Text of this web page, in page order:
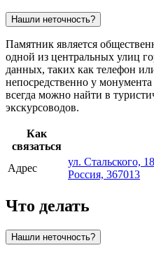
Нашли неточность?
Памятник является
одной из центральных улиц
данных, таких как телефон
непосредственно у
всегда можно найти в
экскурсоводов.
Как
связаться
Адрес
ул. Стальского,
Россия, 367013
Что делать
Нашли неточность?